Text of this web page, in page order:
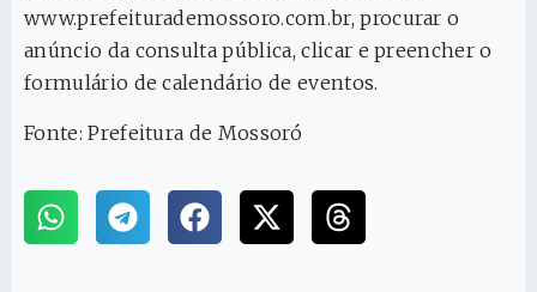
www.prefeiturademossoro.com.br, procurar o
anúncio da consulta pública, clicar e preencher o
formulário de calendário de eventos.
Fonte: Prefeitura de Mossoró